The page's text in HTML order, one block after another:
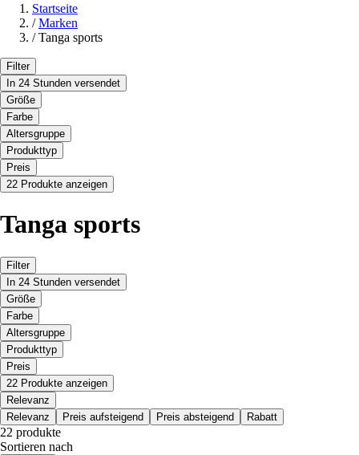
Startseite
/ Marken
/ Tanga sports
Filter
In 24 Stunden versendet
Größe
Farbe
Altersgruppe
Produkttyp
Preis
22 Produkte anzeigen
Tanga sports
Filter
In 24 Stunden versendet
Größe
Farbe
Altersgruppe
Produkttyp
Preis
22 Produkte anzeigen
Relevanz
Relevanz
Preis aufsteigend Preis absteigend Rabatt
22 produkte
Sortieren nach